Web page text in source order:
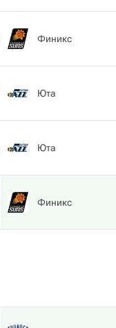
Финикс
Юта
Юта
Финикс